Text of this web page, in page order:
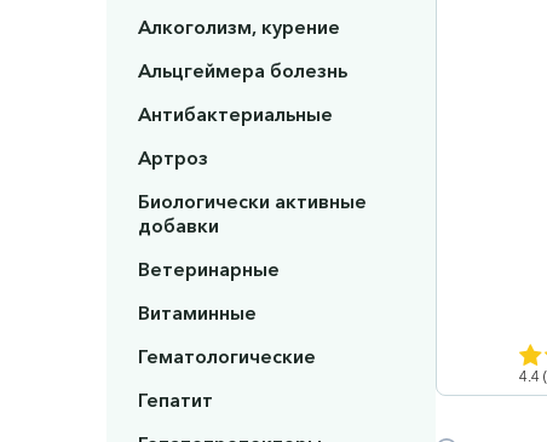
Алкоголизм, курение
Альцгеймера болезнь
Антибактериальные
Артроз
Биологически активные
добавки
Ветеринарные
Витаминные
Гематологические
Гепатит
4.4